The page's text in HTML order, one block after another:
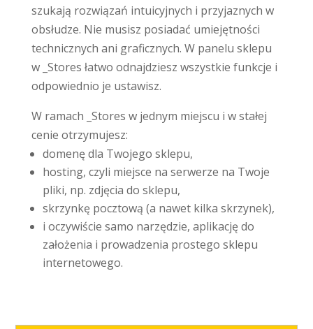
szukają rozwiązań intuicyjnych i przyjaznych w
obsłudze. Nie musisz posiadać umiejętności
technicznych ani graficznych. W panelu sklepu
w _Stores łatwo odnajdziesz wszystkie funkcje i
odpowiednio je ustawisz.
W ramach _Stores w jednym miejscu i w stałej
cenie otrzymujesz:
domenę dla Twojego sklepu,
hosting, czyli miejsce na serwerze na Twoje
pliki, np. zdjęcia do sklepu,
skrzynkę pocztową (a nawet kilka skrzynek),
i oczywiście samo narzędzie, aplikację do
założenia i prowadzenia prostego sklepu
internetowego.